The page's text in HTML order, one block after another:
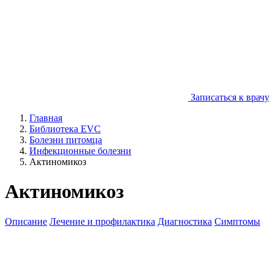
Записаться к врачу
Главная
Библиотека EVC
Болезни питомца
Инфекционные болезни
Актиномикоз
Актиномикоз
Описание Лечение и профилактика Диагностика Симптомы